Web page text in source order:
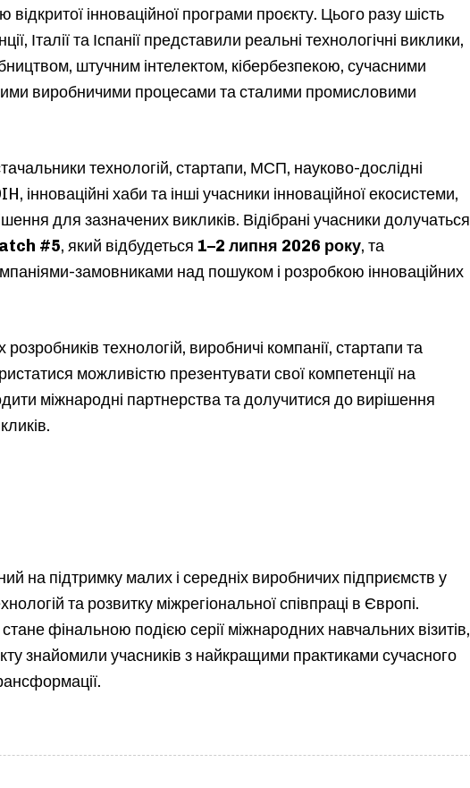
інноваційної програми проєкту. Цього разу шість
Італії та Іспанії представили реальні технологічні виклики,
штучним інтелектом, кібербезпекою, сучасними
виробничими процесами та сталими промисловими
технологій, стартапи, МСП, науково-дослідні
інноваційні хаби та інші учасники інноваційної екосистеми,
для зазначених викликів. Відібрані учасники долучаться
#5, який відбудеться 1–2 липня 2026 року, та
замовниками над пошуком і розробкою інноваційних
технологій, виробничі компанії, стартапи та
можливістю презентувати свої компетенції на
міжнародні партнерства та долучитися до вирішення
на підтримку малих і середніх виробничих підприємств у
та розвитку міжрегіональної співпраці в Європі.
фінальною подією серії міжнародних навчальних візитів,
знайомили учасників з найкращими практиками сучасного